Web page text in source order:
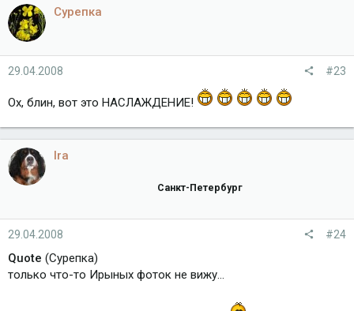
Сурепка
29.04.2008 #23
Ох, блин, вот это НАСЛАЖДЕНИЕ!
Ira
Санкт-Петербург
29.04.2008 #24
Quote (Сурепка)
только что-то Ирыных фоток не вижу...